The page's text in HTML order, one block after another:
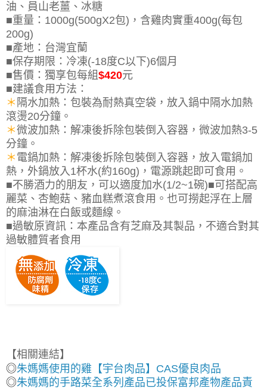
油、員山老薑、冰糖
■重量：1000g(500gX2包) ，含雞肉實重400g(每包
200g)
■產地：台灣宜蘭
■保存期限：冷凍(-18度C以下)6個月
■售價： 獨享包每組$420元
■建議食用方法：
＊ 隔水加熱 ： 包裝為耐熱真空袋，放入鍋中隔水加熱
滾燙20分鐘。
＊微波加熱 ： 解凍後拆除包裝倒入容器，微波加熱3-5
分鐘。
＊ 電鍋加熱 ： 解凍後拆除包裝倒入容器，放入電鍋加
熱，外鍋放入1杯水(約160g)，電源跳起即可食用。
■不勝酒力的朋友，可以適度加水(1/2~1碗)■可搭配高
麗菜、杏鮑菇 、豬血糕煮滾食用 。也可撈起浮在上層
的麻油淋在白飯或麵線 。
■過敏原資訊：本產品含有芝麻及其製品，不適合對其
過敏體質者食用
【相關連結】
◎朱媽媽使用的雞【宇台肉品】CAS優良肉品
◎朱媽媽的手路菜全系列產品已投保富邦產物產品責